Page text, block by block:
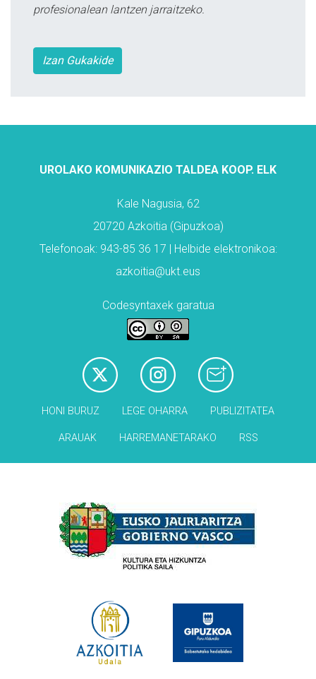
profesionalean lantzen jarraitzeko.
Izan Gukakide
UROLAKO KOMUNIKAZIO TALDEA KOOP. ELK
Kale Nagusia, 62
20720 Azkoitia (Gipuzkoa)
Telefonoak: 943-85 36 17 | Helbide elektronikoa:
azkoitia@ukt.eus
Codesyntaxek garatua
HONI BURUZ LEGE OHARRA PUBLIZITATEA
ARAUAK HARREMANETARAKO RSS